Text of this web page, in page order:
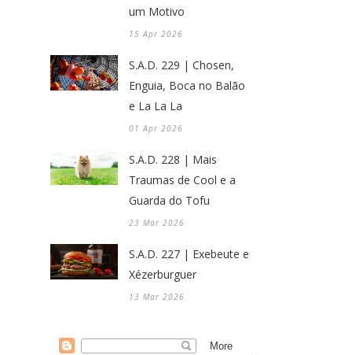
um Motivo
15 Apr 2026
S.A.D. 229 | Chosen,
Enguia, Boca no Balão
e La La La
01 Apr 2026
S.A.D. 228 | Mais
Traumas de Cool e a
Guarda do Tofu
23 Mar 2026
S.A.D. 227 | Exebeute e
Xézerburguer
13 Mar 2026